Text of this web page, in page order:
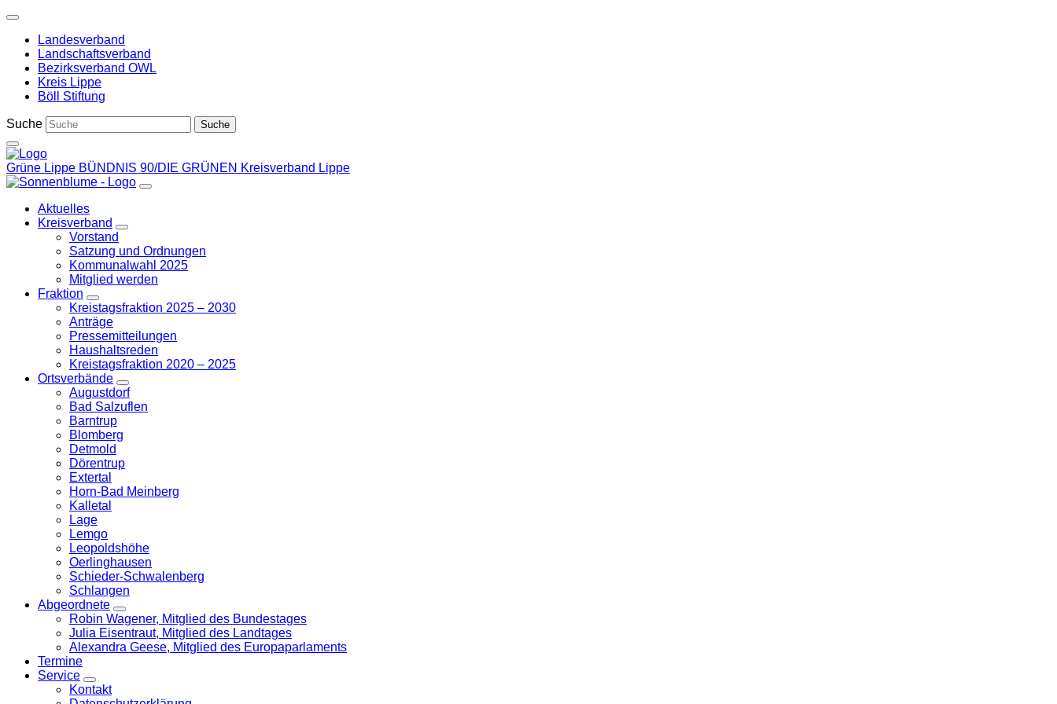
Weiter
Inhalt
Landesverband
Landschaftsverband
Bezirksverband OWL
Kreis Lippe
Böll Stiftung
Suche
Grüne Lippe BÜNDNIS 90/DIE GRÜNEN Kreisverband Lippe
Aktuelles
Kreisverband
Zeige
Untermenü
Vorstand
Satzung und Ordnungen
Kommunalwahl 2025
Mitglied werden
Fraktion
Zeige
Untermenü
Kreistagsfraktion 2025 – 2030
Anträge
Pressemitteilungen
Haushaltsreden
Kreistagsfraktion 2020 – 2025
Ortsverbände
Zeige
Untermenü
Augustdorf
Bad Salzuflen
Barntrup
Blomberg
Detmold
Dörentrup
Extertal
Horn-Bad Meinberg
Kalletal
Lage
Lemgo
Leopoldshöhe
Oerlinghausen
Schieder-Schwalenberg
Schlangen
Abgeordnete
Zeige
Untermenü
Robin Wagener, Mitglied des Bundestages
Julia Eisentraut, Mitglied des Landtages
Alexandra Geese, Mitglied des Europaparlaments
Termine
Service
Zeige
Untermenü
Kontakt